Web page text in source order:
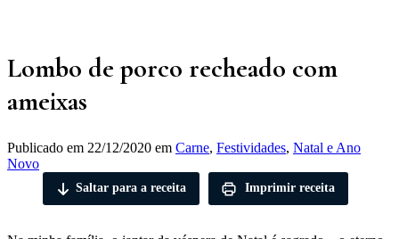
Lombo de porco recheado com
ameixas
Publicado em 22/12/2020 em Carne, Festividades, Natal e Ano
Novo
Saltar para a receita Imprimir receita